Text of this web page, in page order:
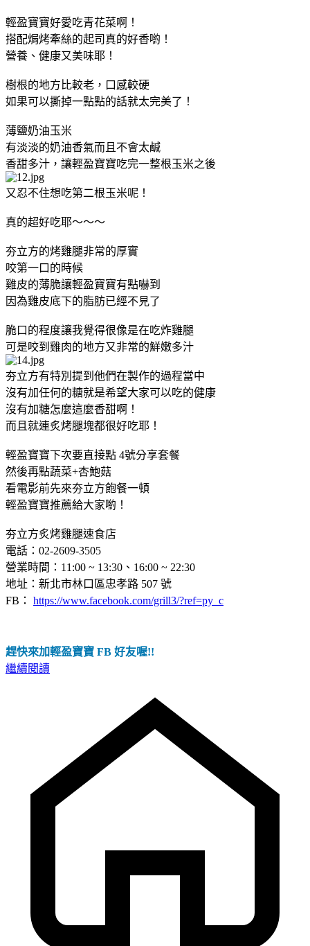
輕盈寶寶好愛吃青花菜啊！
搭配焗烤牽絲的起司真的好香喲！
營養、健康又美味耶！
樹根的地方比較老，口感較硬
如果可以撕掉一點點的話就太完美了！
薄鹽奶油玉米
有淡淡的奶油香氣而且不會太鹹
香甜多汁，讓輕盈寶寶吃完一整根玉米之後
又忍不住想吃第二根玉米呢！
真的超好吃耶～～～
夯立方的烤雞腿非常的厚實
咬第一口的時候
雞皮的薄脆讓輕盈寶寶有點嚇到
因為雞皮底下的脂肪已經不見了
脆口的程度讓我覺得很像是在吃炸雞腿
可是咬到雞肉的地方又非常的鮮嫩多汁
夯立方有特別提到他們在製作的過程當中
沒有加任何的糖就是希望大家可以吃的健康
沒有加糖怎麼這麼香甜啊！
而且就連炙烤腿塊都很好吃耶！
輕盈寶寶下次要直接點 4號分享套餐
然後再點蔬菜+杏鮑菇
看電影前先來夯立方飽餐一頓
輕盈寶寶推薦給大家喲！
夯立方炙烤雞腿速食店
電話：02-2609-3505
營業時間：11:00 ~ 13:30、16:00 ~ 22:30
地址：新北市林口區忠孝路 507 號
FB： https://www.facebook.com/grill3/?ref=py_c
趕快來加輕盈寶寶 FB 好友喔!!
繼續閱讀